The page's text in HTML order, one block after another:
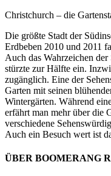
Christchurch – die
Die größte Stadt der
Erdbeben 2010 und 2011
Auch das Wahrzeichen
stürzte zur Hälfte ein.
zugänglich. Eine der
Garten mit seinen
Wintergärten. Während
erfährt man mehr über die
verschiedene
Auch ein Besuch wert ist
ÜBER BOOMERANG